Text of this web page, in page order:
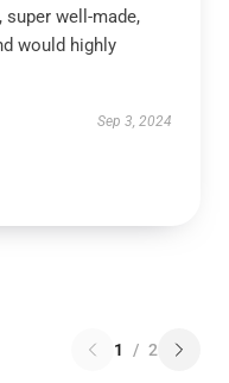
well-made,
would highly
Sep 3, 2024
1 / 2